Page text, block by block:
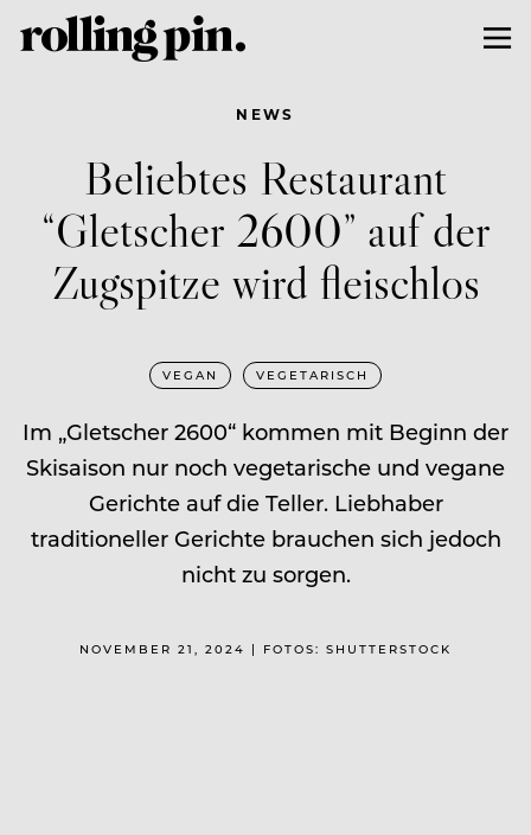
NEWS
Beliebtes Restaurant
“Gletscher 2600” auf der
Zugspitze wird fleischlos
VEGAN VEGETARISCH
Im „Gletscher 2600“ kommen mit Beginn der
Skisaison nur noch vegetarische und vegane
Gerichte auf die Teller. Liebhaber
traditioneller Gerichte brauchen sich jedoch
nicht zu sorgen.
NOVEMBER 21, 2024 | FOTOS: SHUTTERSTOCK